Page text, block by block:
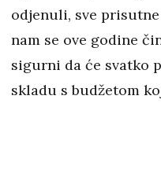
odjenuli, sve
nam se ove godine
sigurni da će svatko
skladu s budžetom